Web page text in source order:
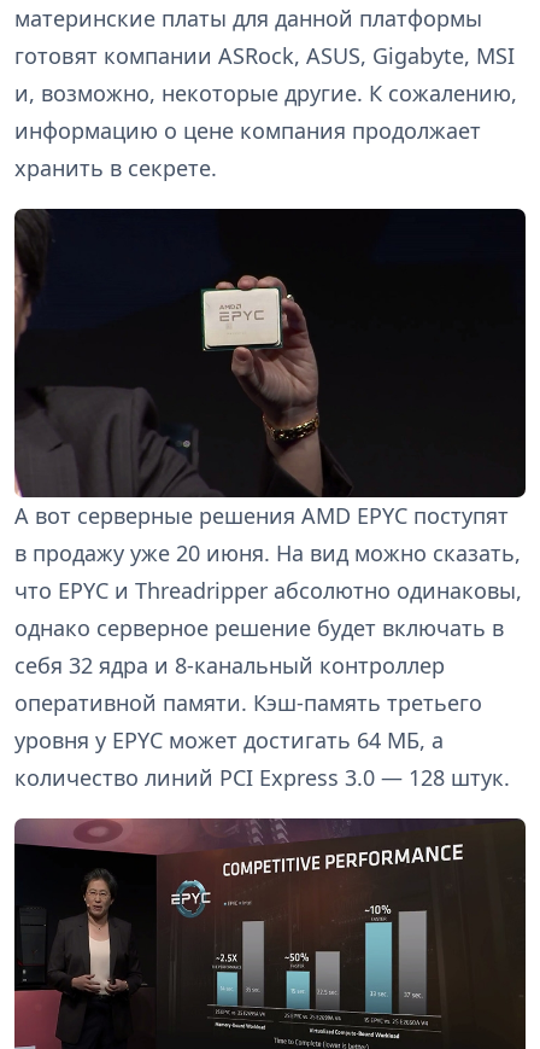
материнские платы для данной платформы
готовят компании ASRock, ASUS, Gigabyte, MSI
и, возможно, некоторые другие. К сожалению,
информацию о цене компания продолжает
хранить в секрете.
А вот серверные решения AMD EPYC поступят
в продажу уже 20 июня. На вид можно сказать,
что EPYC и Threadripper абсолютно одинаковы,
однако серверное решение будет включать в
себя 32 ядра и 8-канальный контроллер
оперативной памяти. Кэш-память третьего
уровня у EPYC может достигать 64 МБ, а
количество линий PCI Express 3.0 — 128 штук.